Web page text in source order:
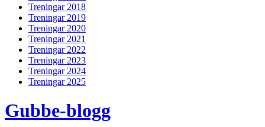
Treningar 2018
Treningar 2019
Treningar 2020
Treningar 2021
Treningar 2022
Treningar 2023
Treningar 2024
Treningar 2025
Gubbe-blogg